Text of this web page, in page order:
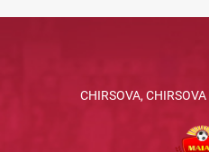
CHIRSOVA,